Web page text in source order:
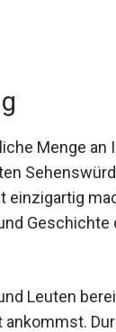
Menge
einzigartig
Geschichte
Leuten